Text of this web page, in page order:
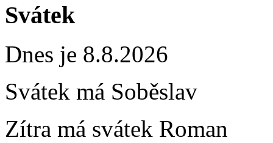
Svátek
Dnes je 8.8.2026
Svátek má Soběslav
Zítra má svátek Roman